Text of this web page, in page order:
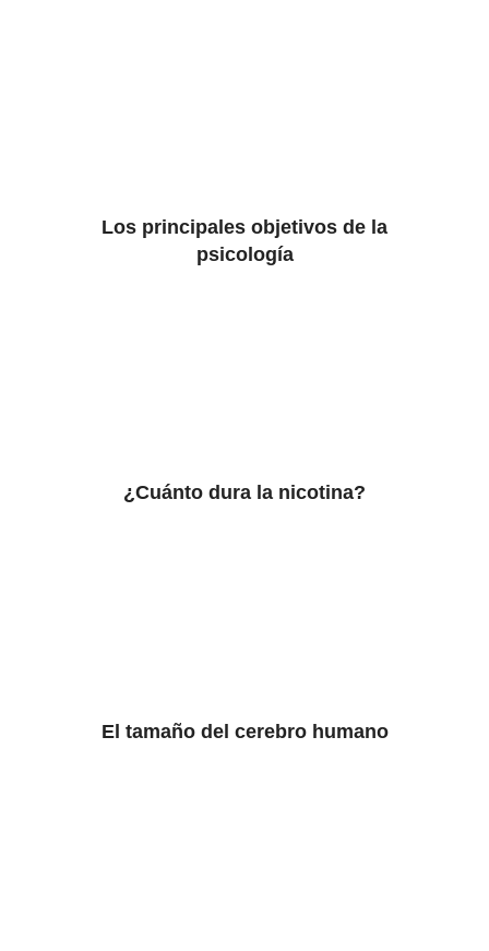
Los principales objetivos de la
psicología
¿Cuánto dura la nicotina?
El tamaño del cerebro humano